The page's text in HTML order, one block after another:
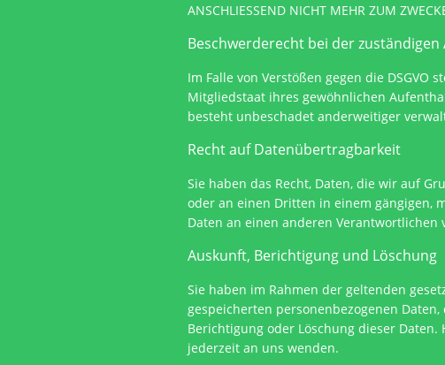
ANSCHLIESSEND NICHT MEHR ZUM
Beschwerderecht bei der
Im Falle von Verstößen gegen die
Mitgliedstaat ihres gewöhnlichen
besteht unbeschadet anderweitiger
Recht auf Datenübertragbarkeit
Sie haben das Recht, Daten, die wir auf
oder an einen Dritten in einem gängigen,
Daten an einen anderen
Auskunft, Berichtigung und Löschung
Sie haben im Rahmen der geltenden
gespeicherten personenbezogenen
Berichtigung oder Löschung dieser Daten.
jederzeit an uns wenden.